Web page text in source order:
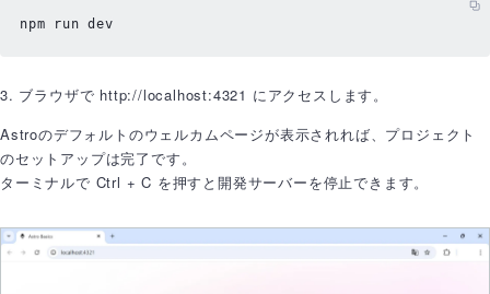
npm run dev
3. ブラウザで http://localhost:4321 にアクセスします。
Astroのデフォルトのウェルカムページが表示されれば、プロジェクト
のセットアップは完了です。
ターミナルで Ctrl + C を押すと開発サーバーを停止できます。